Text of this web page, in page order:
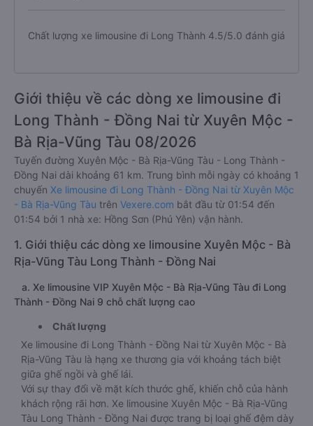
Chất lượng xe limousine đi Long Thành 4.5/5.0 đánh giá
Giới thiệu về các dòng xe limousine đi
Long Thành - Đồng Nai từ Xuyên Mộc -
Bà Rịa-Vũng Tàu 08/2026
Tuyến đường Xuyên Mộc - Bà Rịa-Vũng Tàu - Long Thành -
Đồng Nai dài khoảng 61 km. Trung bình mỗi ngày có khoảng 1
chuyến Xe limousine đi Long Thành - Đồng Nai từ Xuyên Mộc
- Bà Rịa-Vũng Tàu trên Vexere.com bắt đầu từ 01:54 đến
01:54 bởi 1 nhà xe: Hồng Sơn (Phú Yên) vận hành.
1. Giới thiệu các dòng xe limousine Xuyên Mộc - Bà
Rịa-Vũng Tàu Long Thành - Đồng Nai
a. Xe limousine VIP Xuyên Mộc - Bà Rịa-Vũng Tàu đi Long
Thành - Đồng Nai 9 chỗ chất lượng cao
Chất lượng
Xe limousine đi Long Thành - Đồng Nai từ Xuyên Mộc - Bà
Rịa-Vũng Tàu là hạng xe thương gia với khoảng tách biệt
giữa ghế ngồi và ghế lái.
Với sự thay đổi về mặt kích thước ghế, khiến chỗ của hành
khách rộng rãi hơn. Xe limousine Xuyên Mộc - Bà Rịa-Vũng
Tàu Long Thành - Đồng Nai được trang bị loại ghế đệm dày